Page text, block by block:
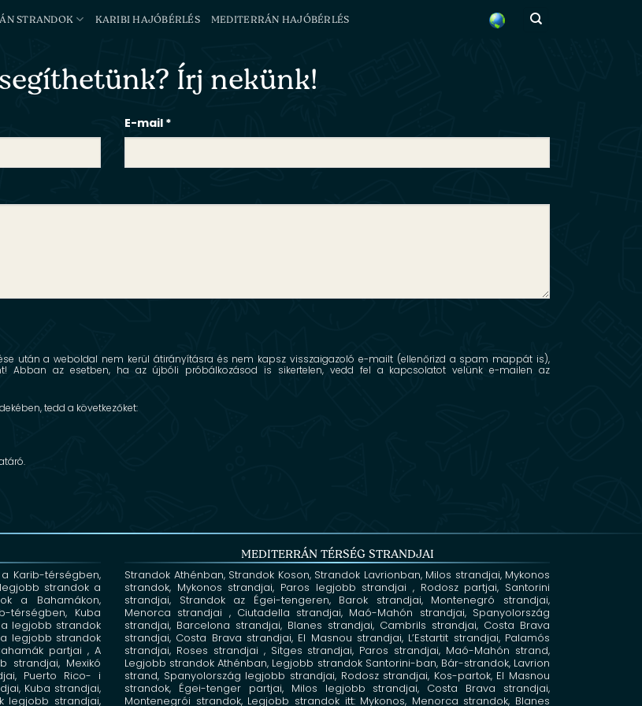
STRANDOK KARIBI HAJÓBÉRLÉS MEDITERRÁN HAJÓBÉRLÉS
Írj nekünk!
E-mail *
után a weboldal nem kerül átirányításra és nem kapsz visszaigazoló e-mailt (ellenőrizd a spam mappát is),
az esetben, ha az újbóli próbálkozásod is sikertelen, vedd fel a kapcsolatot velünk e-mailen az
tedd a következőket:
.
Karib-térségben,
legjobb strandok a
a Bahamákon,
térségben, Kuba
a legjobb strandok
a legjobb strandok
partjai , A
strandjai, Mexikó
Puerto Rico- i
Kuba strandjai,
legjobb strandjai,
MEDITERRÁN TÉRSÉG STRANDJAI
Strandok Athénban, Strandok Koson, Strandok Lavrionban, Milos strandjai, Mykonos
strandok, Mykonos strandjai, Paros legjobb strandjai, Rodosz partjai, Santorini
strandjai, Strandok az Égei-tengeren, Barok strandjai, Montenegró strandjai,
Menorca strandjai , Ciutadella strandjai, Maó-Mahón strandjai, Spanyolország
strandjai, Barcelona strandjai, Blanes strandjai, Cambrils strandjai, Costa Brava
strandjai, Costa Brava strandjai, El Masnou strandjai, L’Estartit strandjai, Palamós
strandjai, Roses strandjai , Sitges strandjai, Paros strandjai, Maó-Mahón strand,
Legjobb strandok Athénban, Legjobb strandok Santorini-ban, Bár-strandok, Lavrion
strand, Spanyolország legjobb strandjai, Rodosz strandjai, Kos-partok, El Masnou
strandok, Égei-tenger partjai, Milos legjobb strandjai, Costa Brava strandjai,
Montenegrói strandok, Legjobb strandok itt: Mykonos, Menorca strandok, Blanes